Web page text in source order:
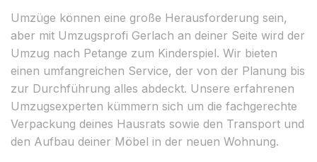
Umzüge können eine große Herausforderung sein,
aber mit Umzugsprofi Gerlach an deiner Seite wird der
Umzug nach Petange zum Kinderspiel. Wir bieten
einen umfangreichen Service, der von der Planung bis
zur Durchführung alles abdeckt. Unsere erfahrenen
Umzugsexperten kümmern sich um die fachgerechte
Verpackung deines Hausrats sowie den Transport und
den Aufbau deiner Möbel in der neuen Wohnung.